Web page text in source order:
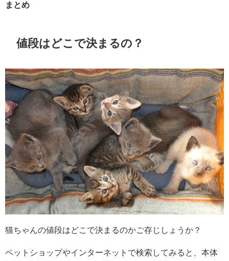
まとめ
値段はどこで決まるの？
猫ちゃんの値段はどこで決まるのかご存じしょうか？
ペットショップやインターネットで検索してみると、本体